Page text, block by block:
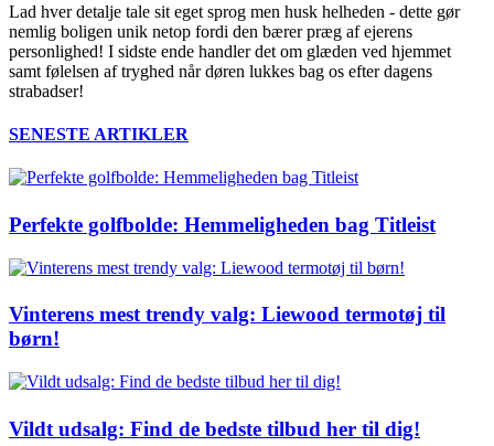
Lad hver detalje tale sit eget sprog men husk helheden - dette gør
nemlig boligen unik netop fordi den bærer præg af ejerens
personlighed! I sidste ende handler det om glæden ved hjemmet
samt følelsen af tryghed når døren lukkes bag os efter dagens
strabadser!
SENESTE ARTIKLER
Perfekte golfbolde: Hemmeligheden bag Titleist
Vinterens mest trendy valg: Liewood termotøj til
børn!
Vildt udsalg: Find de bedste tilbud her til dig!